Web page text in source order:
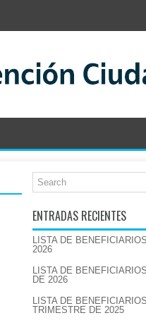
ENTRADAS RECIENTES
LISTA DE
2026
LISTA DE
DE 2026
LISTA DE
TRIMESTRE DE 2025